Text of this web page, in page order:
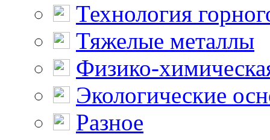
Технология
Тяжелые металлы
Физико-
Экологические
Разное